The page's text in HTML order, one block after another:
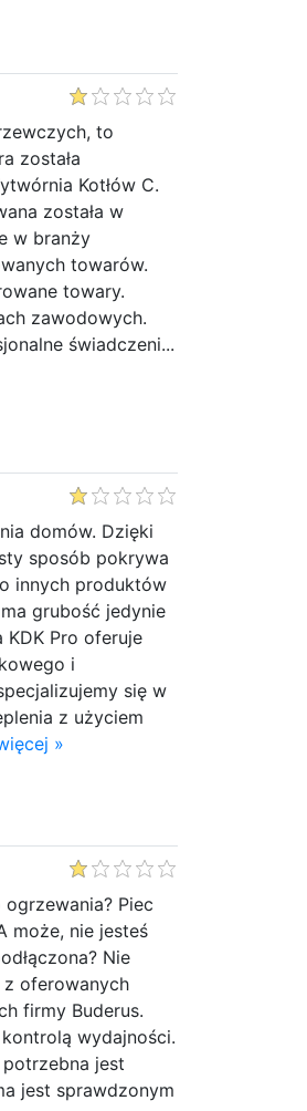
to
została
Kotłów C.
została w
w branży
towarów.
towary.
zawodowych.
świadczeni...
domów. Dzięki
sposób pokrywa
innych produktów
grubość jedynie
KDK Pro oferuje
i
się w
z użyciem
»
Piec
może, nie jesteś
Nie
oferowanych
firmy Buderus.
wydajności.
jest
jest sprawdzonym